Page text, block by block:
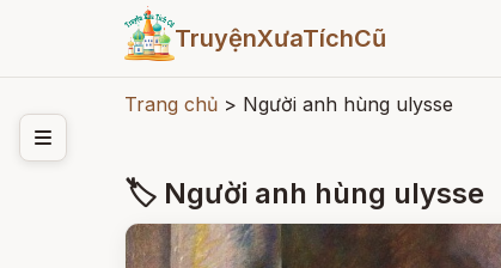
TruyệnXưaTíchCũ
Trang chủ > Người anh hùng ulysse
🏷 Người anh hùng ulysse